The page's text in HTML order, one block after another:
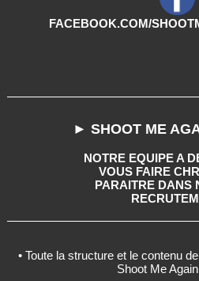
FACEBOOK.COM/
► SHOOT ME
NOTRE EQUIPE A
VOUS FAIRE
PARAITRE DANS
• Toute la structure et le contenu
Shoot Me